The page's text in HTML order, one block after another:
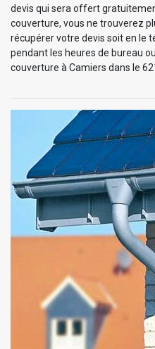
devis qui sera offert
couverture, vous ne trouverez
récupérer votre devis soit en le
pendant les heures de bureau
couverture à Camiers dans le